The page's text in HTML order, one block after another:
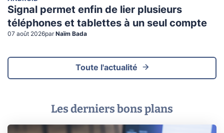
Signal permet enfin de lier plusieurs
téléphones et tablettes à un seul compte
07 août 2026par Naïm Bada
Toute l'actualité
Les derniers bons plans